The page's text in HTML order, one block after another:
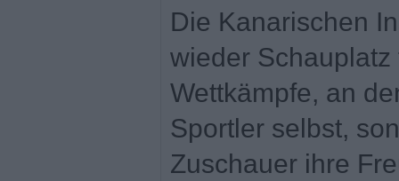
Die Kanarischen
wieder
Wettkämpfe, an
Sportler selbst,
Zuschauer ihre